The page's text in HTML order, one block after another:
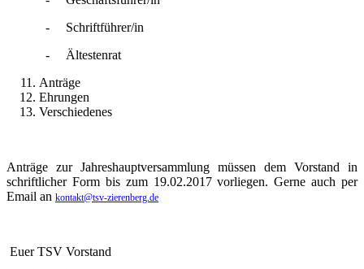
-
Schriftführer/in
-
Ältestenrat
Anträge
Ehrungen
Verschiedenes
Anträge zur Jahreshauptversammlung müssen dem Vorstand in
schriftlicher Form bis zum 19.02.2017 vorliegen. Gerne auch per
Email an kontakt@tsv-zierenberg.de
Euer TSV Vorstand